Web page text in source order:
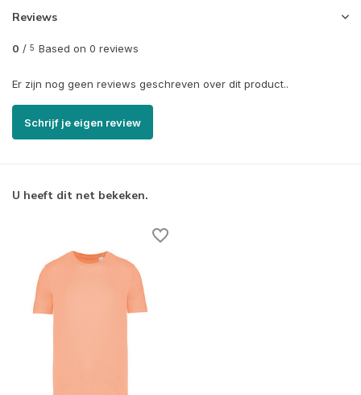
Reviews
0 / 5 Based on 0 reviews
Er zijn nog geen reviews geschreven over dit product..
Schrijf je eigen review
U heeft dit net bekeken.